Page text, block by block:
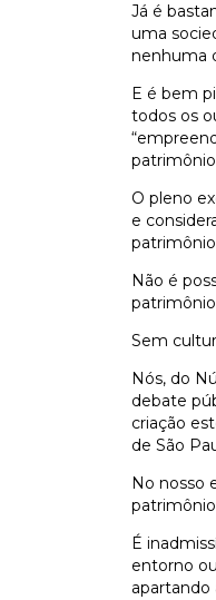
Já é
uma
nenhuma
E é bem
todos os
O pleno
e
patrimônio
Não é
Sem
Nós, do
debate
criação
de São
No nosso
É
entorno
apartando